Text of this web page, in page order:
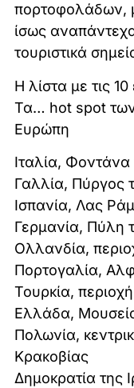
πορτοφολάδων,
ίσως
τουριστικά
Η λίστα με τις
Τα… hot spot
Ευρώπη
Ιταλία, Φοντάνα
Γαλλία, Πύργος
Ισπανία, Λας
Γερμανία, Πύλη
Ολλανδία,
Πορτογαλία,
Τουρκία,
Ελλάδα,
Πολωνία,
Κρακοβίας
Δημοκρατία της